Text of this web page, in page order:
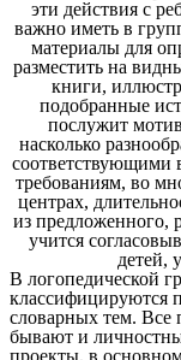
эти действия с
важно иметь в
материалы для
разместить на
книги,
подобранные
послужит
насколько
соответствующими
требованиям, во
центрах,
из предложенного,
учится
детей,
В логопедической
классифицируются
словарных тем. Все
бывают и
проекты, в